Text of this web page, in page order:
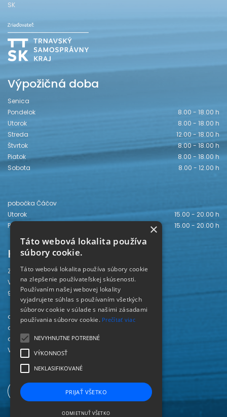
SK
Výpožičná doba
Senica
Pondelok
8.00 - 18.00 h
Utorok
8.00 - 18.00 h
Streda
12.00 - 18.00 h
Štvrtok
8.00 - 18.00 h
Piatok
8.00 - 18.00 h
Sobota
8.00 - 12.00 h
pobočka Čáčov
Utorok
15.00 - 20.00 h
Piatok
15.00 - 20.00 h
Kontakt
Záhorská knižnica
Vajanského 28
905 01 Senica
odd. beletrie 034/654 3780
odd. odbornej literatúry 034/651 2710
odd. pre deti a mládež 034/654 6519
Viac kontaktov nájdete
×
Táto webová lokalita používa
súbory cookie.
Táto webová lokalita používa súbory cookie
na zlepšenie používateľskej skúsenosti.
Používaním našej webovej lokality
vyjadrujete súhlas s používaním všetkých
súborov cookie v súlade s našimi zásadami
používania súborov cookie. Prečítať viac
NEVYHNUTNE POTREBNÉ
VÝKONNOSŤ
NEKLASIFIKOVANÉ
PRIJAŤ VŠETKO
ODMIETNUŤ VŠETKO